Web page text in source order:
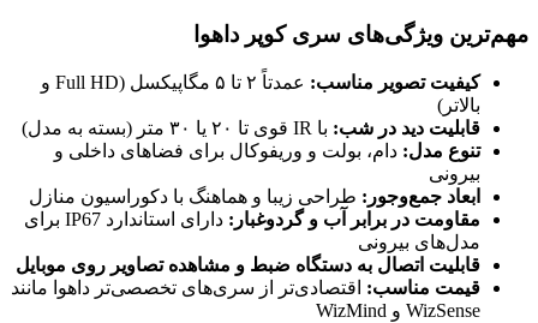
مهم‌ترین ویژگی‌های سری کوپر داهوا
کیفیت تصویر مناسب:
عمدتاً ۲ تا ۵ مگاپیکسل (Full HD و
بالاتر)
قابلیت دید در شب: با IR قوی تا ۲۰ یا ۳۰ متر (بسته به مدل)
تنوع مدل: دام، بولت و وریفوکال برای فضاهای داخلی و
بیرونی
ابعاد جمع‌وجور: طراحی زیبا و هماهنگ با دکوراسیون منازل
مقاومت در برابر آب و گردوغبار:
دارای استاندارد IP67 برای
مدل‌های بیرونی
قابلیت اتصال به دستگاه ضبط و مشاهده تصاویر روی موبایل
قیمت مناسب: اقتصادی‌تر از سری‌های تخصصی‌تر داهوا مانند
WizSense و WizMind